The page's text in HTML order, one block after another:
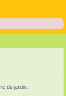
e
r
du jardin.